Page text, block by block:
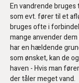
En vandrende
som evt. fører til et
bruges ofte i
mange anvender
har en hældende
som ønsket, kan de
haven - Hvis man
der tåler meget vand.